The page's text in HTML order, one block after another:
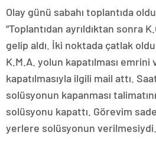
Olay günü sabahı toplantıda
“Toplantıdan ayrıldıktan sonra
gelip aldı. İki noktada çatlak
K.M.A. yolun kapatılması emrini
kapatılmasıyla ilgili mail attı.
solüsyonun kapanması
solüsyonu kapattı. Görevim
yerlere solüsyonun